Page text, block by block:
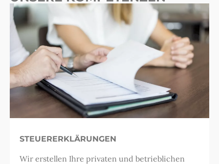
STEUERERKLÄRUNGEN
Wir erstellen Ihre privaten und betrieblichen